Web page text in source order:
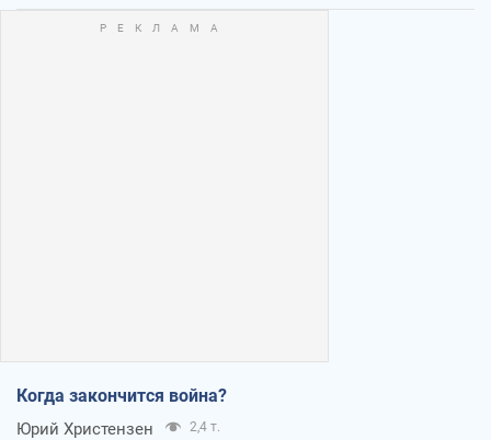
Когда закончится война?
Юрий Христензен 2,4 т.